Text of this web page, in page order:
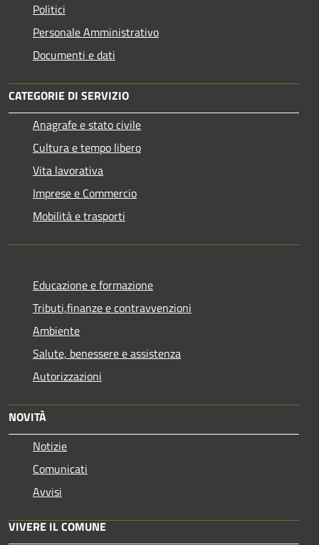
Politici
Personale Amministrativo
Documenti e dati
CATEGORIE DI SERVIZIO
Anagrafe e stato civile
Cultura e tempo libero
Vita lavorativa
Imprese e Commercio
Mobilità e trasporti
Educazione e formazione
Tributi,finanze e contravvenzioni
Ambiente
Salute, benessere e assistenza
Autorizzazioni
NOVITÀ
Notizie
Comunicati
Avvisi
VIVERE IL COMUNE